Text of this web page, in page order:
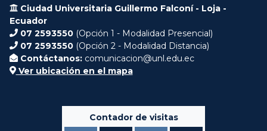
Ciudad Universitaria Guillermo Falconí - Loja -
Ecuador
07 2593550 (Opción 1 - Modalidad Presencial)
07 2593550 (Opción 2 - Modalidad Distancia)
Contáctanos: comunicacion@unl.edu.ec
Ver ubicación en el mapa
Contador de visitas